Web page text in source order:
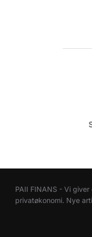
PAII FINANS - Vi
privatøkonomi. Nye